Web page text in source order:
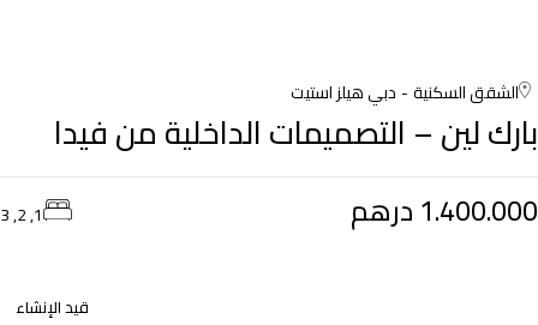
الشقق السكنية دبي هيلز استيت
بارك لين – التصميمات الداخلية من فيدا
1.400.000 درهم 1, 2, 3
قيد الإنشاء